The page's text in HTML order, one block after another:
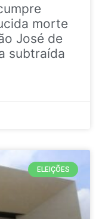
morte
José de
subtraída
ELEIÇÕES